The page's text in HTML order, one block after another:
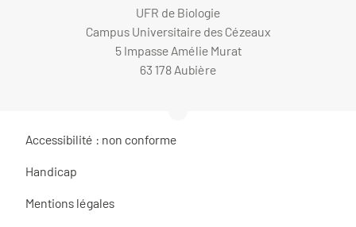
UFR de Biologie
Campus Universitaire des Cézeaux
5 Impasse Amélie Murat
63 178 Aubière
Accessibilité : non conforme
Handicap
Mentions légales